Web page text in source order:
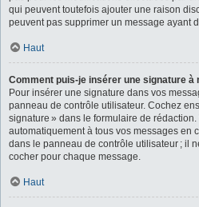
qui peuvent toutefois ajouter une raison
peuvent pas supprimer un message ayant
Haut
Comment puis-je insérer une signature à
Pour insérer une signature dans vos
panneau de contrôle utilisateur. Cochez
signature » dans le formulaire de
automatiquement à tous vos messages en
dans le panneau de contrôle utilisateur ; il
cocher pour chaque message.
Haut